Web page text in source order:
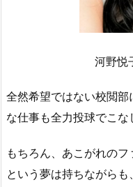
河野悦
全然希望ではない校閲
な仕事も全力投球でこな
もちろん、あこがれの
という夢は持ちながら